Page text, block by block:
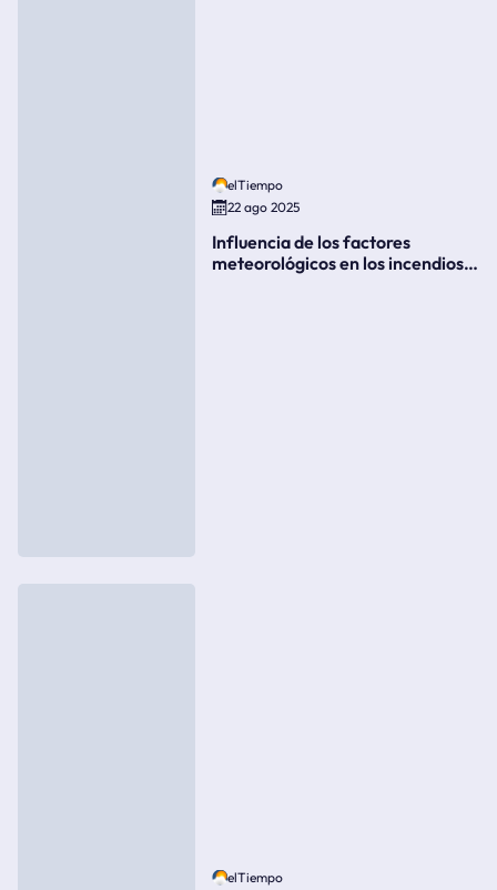
elTiempo
22 ago 2025
Influencia de los factores
meteorológicos en los incendios
elTiempo